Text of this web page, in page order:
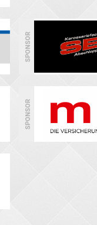
SPONSOR
SPONSOR